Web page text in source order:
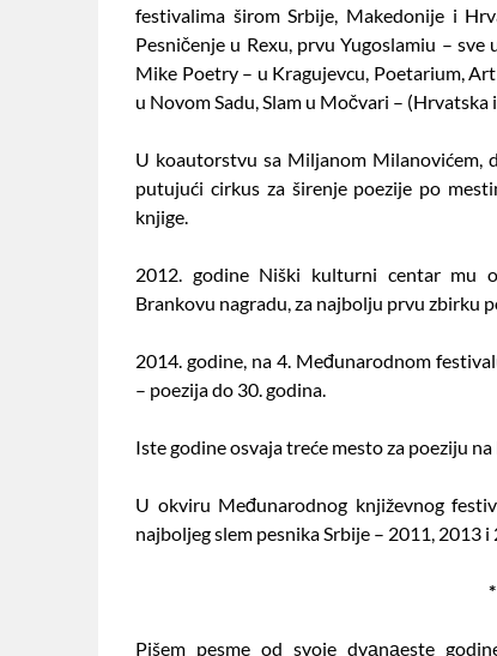
festivalima širom Srbije, Makedonije i
Pesničenje u Rexu, prvu Yugoslamiu –
Mike Poetry – u Kragujevcu, Poetarium,
u Novom Sadu, Slam u Močvari – (Hrvatska
U koautorstvu sa Miljanom Milanovićem,
putujući cirkus za širenje poezije po
knjige.
2012. godine Niški kulturni centar mu
Brankovu nagradu, za najbolju prvu zbirku
2014. godine, na 4. Međunarodnom
– poezija do 30. godina.
Iste godine osvaja treće mesto za poeziju
U okviru Međunarodnog književnog
najboljeg slem pesnika Srbije – 2011, 2013 i
*
Pišem pesme od svoje dvаnаeste